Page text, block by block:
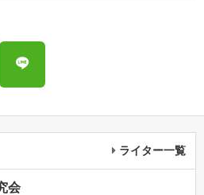
ライター一覧
会